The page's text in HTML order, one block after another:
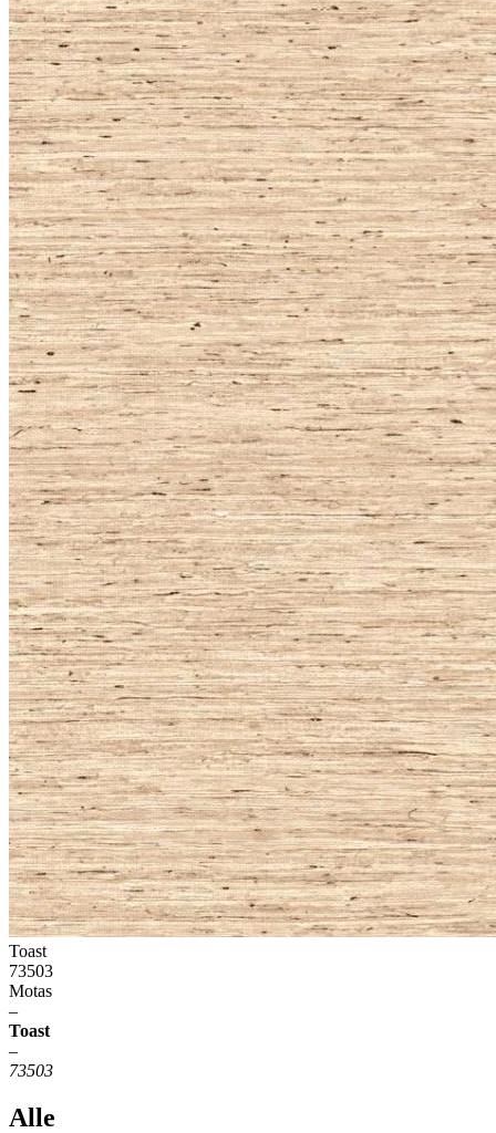
Toast
73503
Motas
–
Toast
–
73503
Alle